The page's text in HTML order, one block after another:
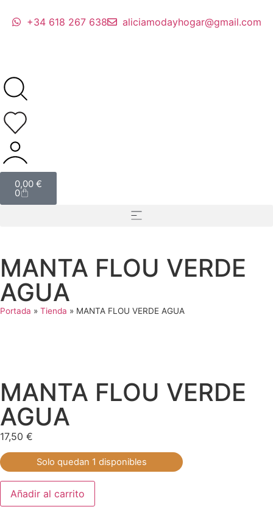
+34 618 267 638 aliciamodayhogar@gmail.com
0,00 €
0
MANTA FLOU VERDE
AGUA
Portada » Tienda » MANTA FLOU VERDE AGUA
MANTA FLOU VERDE
AGUA
17,50 €
Solo quedan 1 disponibles
Añadir al carrito